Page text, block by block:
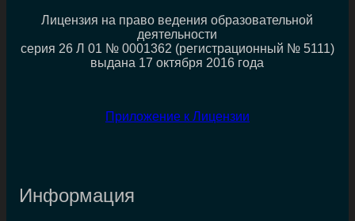
Лицензия на право ведения образовательной
деятельности
серия 26 Л 01 № 0001362 (регистрационный № 5111)
выдана 17 октября 2016 года
Приложение к Лицензии
Информация